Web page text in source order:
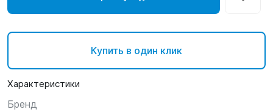
Купить в один клик
Характеристики
Бренд